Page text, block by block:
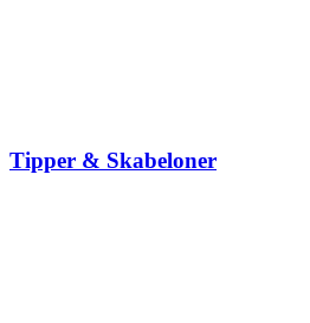
Tipper & Skabeloner